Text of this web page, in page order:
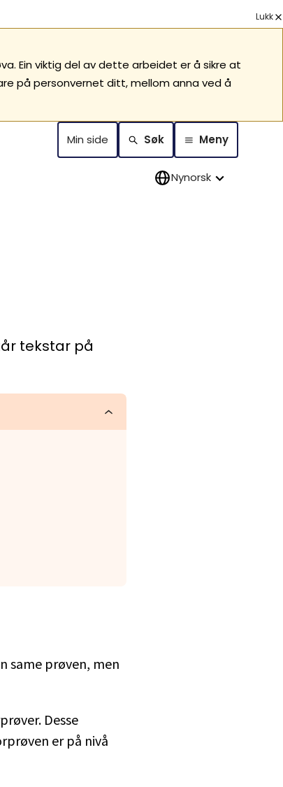
Ein viktig del av dette arbeidet er å sikre at
på personvernet ditt, mellom anna ved å
Lukk
Min side Søk Meny
Nynorsk
tekstar på
same prøven, men
Desse
er på nivå